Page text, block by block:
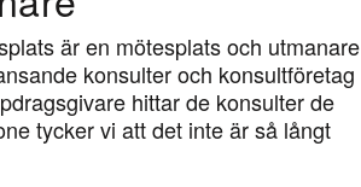
är en mötesplats och utmanare
konsulter och konsultföretag
hittar de konsulter de
tycker vi att det inte är så långt